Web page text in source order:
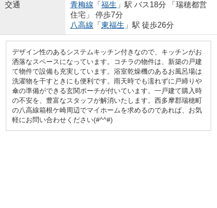
交通
青梅線 「 福生 」駅 バス18分 「瑞穂都営
住宅」 停歩7分
八高線 「 東福生 」駅 徒歩26分
デザイン性のあるシステムキッチン付きなので、キッチンがお
洒落なスペースになっています。コチラの物件は、新築の戸建
て物件で設備も充実しています。浴室乾燥機のあるお風呂場は
洗濯物を干すときにも便利です。雨天時でも濡れずに戸締りや
傘の準備ができる玄関ポーチが付いています。一戸建て購入時
の不安を、豊富なスタッフが解消いたします。西多摩郡瑞穂町
の八高線箱根ケ崎周辺でマイホームを求めるのであれば、お気
軽にお問い合わせください(#^^#)